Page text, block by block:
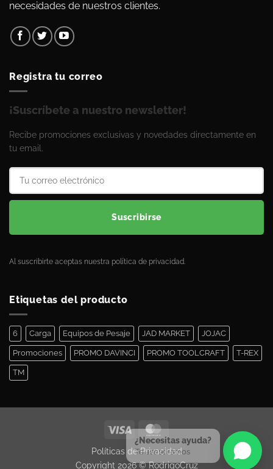
necesidades de nuestros clientes.
Registra tu correo
¡Suscríbete a nuestro newsletter!
Recibe promociones exclusivas y novedades directamente en
tu email.
Suscribirse
Al suscribirte aceptas nuestra política de privacidad.
Etiquetas del producto
6 Carga Equipos de Pesaje JAD MARKET JOJAC
Promociones PROMO DAVINCI PROMO TOOLCRAFT T-REX
TM
Políticas de Privacidad
Copyright 2026 ©RodrigoCruz
¿Necesitas ayuda?
Te asesoramos